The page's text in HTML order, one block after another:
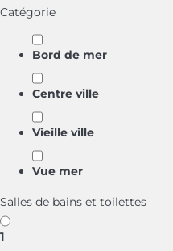
Catégorie
Bord de mer
Centre ville
Vieille ville
Vue mer
Salles de bains et toilettes
1